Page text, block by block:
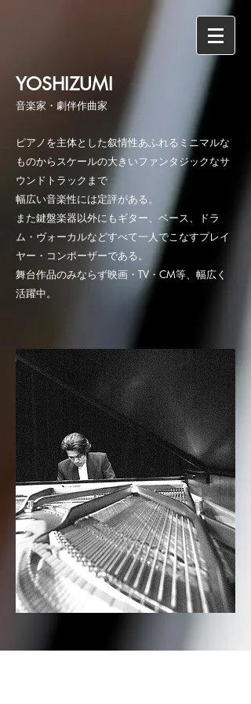
YOSHIZUMI
音楽家・劇伴作曲家
ピアノを主体とした叙情性あふれるミニマルな
ものからスケールの大きいファンタジックなサ
ウンドトラックまで
幅広い音楽性には定評がある。
また鍵盤楽器以外にもギター、ベース、ドラ
ム・ヴォーカルなどすべて一人でこなすプレイ
ヤー・コンポーザーである。
舞台作品のみならず映画・TV・CM等、幅広く
活躍中。